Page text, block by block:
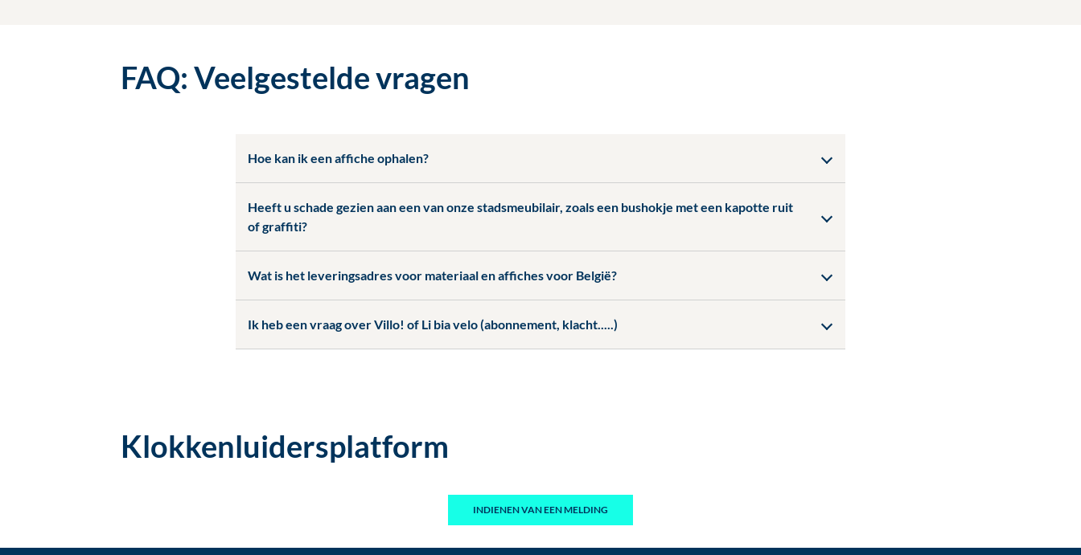
FAQ: Veelgestelde vragen
Hoe kan ik een affiche ophalen?
Heeft u schade gezien aan een van onze stadsmeubilair, zoals een bushokje met een kapotte ruit
of graffiti?
Wat is het leveringsadres voor materiaal en affiches voor België?
Ik heb een vraag over Villo! of Li bia velo (abonnement, klacht.....)
Klokkenluidersplatform
INDIENEN VAN EEN MELDING